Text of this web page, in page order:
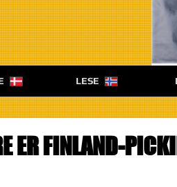
LESE
ER FINLAND-